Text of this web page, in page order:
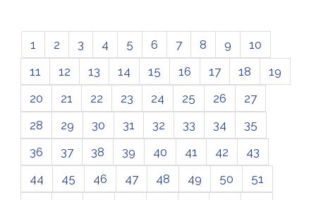
1 2 3 4 5 6 7 8 9
10
11
12 13 14 15 16 17 18
19
20
21 22 23 24 25 26
27
28
29 30 31 32 33 34
35
36
37 38 39 40 41 42
43
44
45 46 47 48 49 50
51